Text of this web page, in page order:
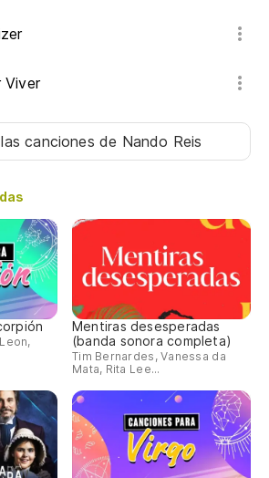
Viver
canciones de Nando Reis
Mentiras desesperadas
(banda sonora completa)
Tim Bernardes, Vanessa da
Mata, Rita Lee...